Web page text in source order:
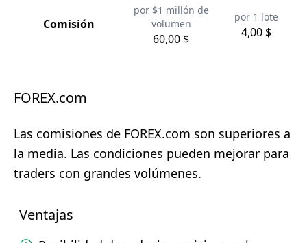
Comisión
por $1 millón de
volumen
60,00 $
por 1 lote
4,00 $
FOREX.com
Las comisiones de FOREX.com son superiores a
la media. Las condiciones pueden mejorar para
traders con grandes volúmenes.
Ventajas